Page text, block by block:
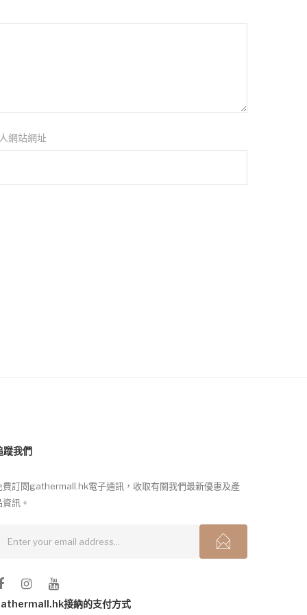
網站網址
蹤我們
費訂閱gathermall.hk電子通訊，收取有關我們最新優惠及產
資訊。
接納的支付方式